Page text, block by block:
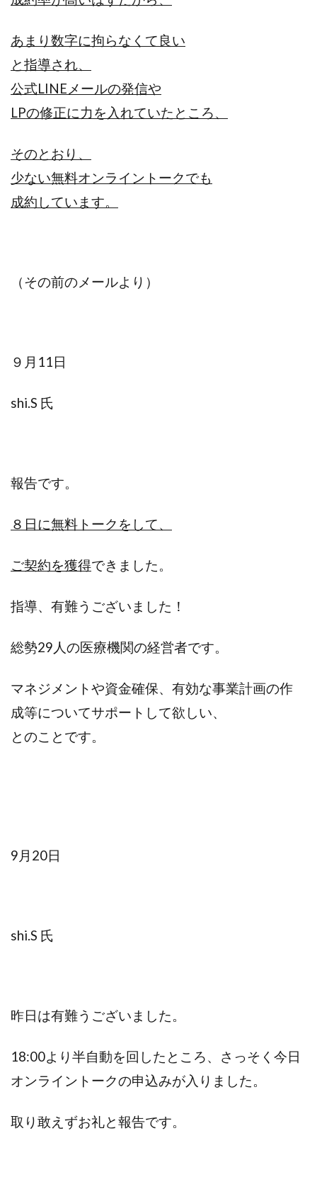
あまり数字に拘らなくて良い
と指導され、
公式LINEメールの発信や
LPの修正に力を入れていたところ、
そのとおり、
少ない無料オンライントークでも
成約しています。
（その前のメールより）
９月11日
shi.S 氏
報告です。
８日に無料トークをして、
ご契約を獲得できました。
指導、有難うございました！
総勢29人の医療機関の経営者です。
マネジメントや資金確保、有効な事業計画の作
成等についてサポートして欲しい、
とのことです。
9月20日
shi.S 氏
昨日は有難うございました。
18:00より半自動を回したところ、さっそく今日
オンライントークの申込みが入りました。
取り敢えずお礼と報告です。